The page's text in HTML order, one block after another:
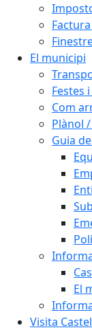
El municipi
Festes
Com
Plànol
Guia
El
Visita